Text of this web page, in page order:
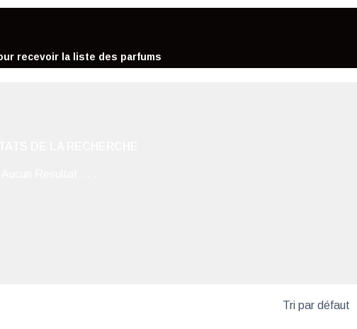
recevoir la liste des parfums